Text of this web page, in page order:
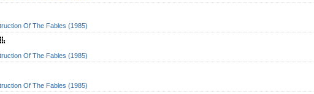
Of The Fables (1985)
Of The Fables (1985)
Of The Fables (1985)